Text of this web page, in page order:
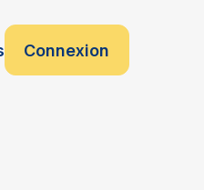
Connexion